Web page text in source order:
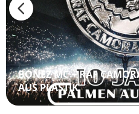
BONEZ MC + RAF
AUS PLASTIK